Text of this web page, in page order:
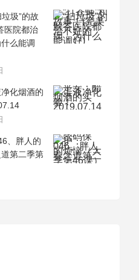
垃圾”的故
医院都治
么能调
化烟酒的
、胖人的
第二季第